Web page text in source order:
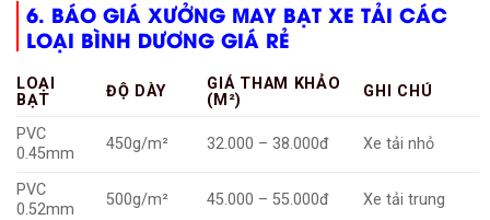
6. BÁO GIÁ XƯỞNG MAY BẠT XE TẢI CÁC
LOẠI BÌNH DƯƠNG GIÁ RẺ
LOẠI
BẠT
ĐỘ DÀY
GIÁ THAM KHẢO
(M²)
GHI CHÚ
PVC
0.45mm
450g/m² 32.000 – 38.000đ Xe tải nhỏ
PVC
0.52mm
500g/m² 45.000 – 55.000đ Xe tải trung